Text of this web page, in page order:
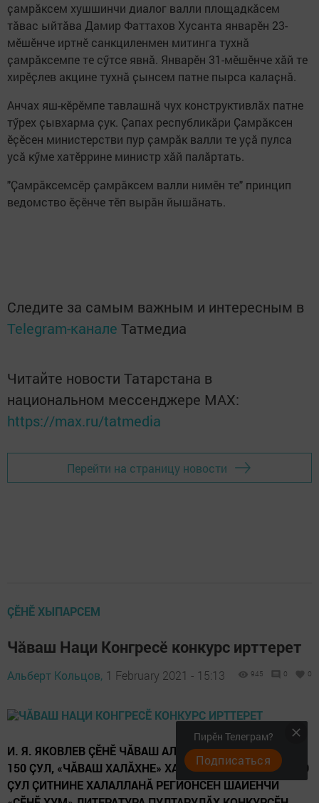
ҫамрӑксем хушшинчи диалог валли площадкӑсем
тӑвас ыйтӑва Дамир Фаттахов Хусанта январӗн 23-
мӗшӗнче иртнӗ санкциленмен митинга тухнӑ
ҫамрӑксемпе те сӳтсе явнӑ. Январӗн 31-мӗшӗнче хӑй те
хирӗҫлев акцине тухнӑ ҫынсем патне пырса калаҫнӑ.
Анчах яш-кӗрӗмпе тавлашнӑ чух конструктивлӑх патне
тӳрех ҫывхарма ҫук. Ҫапах республикӑри Ҫамрӑксен
ӗҫӗсен министерстви пур ҫамрӑк валли те уҫӑ пулса
усӑ кӳме хатӗррине министр хӑй палӑртать.
"Ҫамрӑксемсӗр ҫамрӑксем валли нимӗн те" принцип
ведомство ӗҫӗнче тӗп вырӑн йышӑнать.
Следите за самым важным и интересным в
Telegram-канале Татмедиа
Читайте новости Татарстана в
национальном мессенджере MАХ:
https://max.ru/tatmedia
Перейти на страницу новости
ÇӖНӖ ХЫПАРСЕМ
Чӑваш Наци Конгресӗ конкурс ирттерет
Альберт Кольцов, 1 February 2021 - 15:13 945 0 0
И. Я. ЯКОВЛЕВ ÇĔНĔ ЧĂВАШ АЛФАВИТНЕ ТУНĂРАНПА
150 ÇУЛ, «ЧĂВАШ ХАЛĂХНЕ» ХАЛАЛА ÇЫРНĂРАНПА 100
ÇУЛ ÇИТНИНЕ ХАЛАЛЛАНĂ РЕГИОНСЕН ШАЙĔНЧИ
Пирӗн Телеграм?
Подписаться